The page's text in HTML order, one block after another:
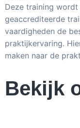
Deze training wordt
geaccrediteerde
vaardigheden de
praktijkervaring.
maken naar de
Bekijk